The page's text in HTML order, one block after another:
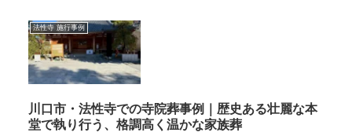
法性寺 施行事例
川口市・法性寺での寺院葬事例｜歴史ある壮麗な本
堂で執り行う、格調高く温かな家族葬